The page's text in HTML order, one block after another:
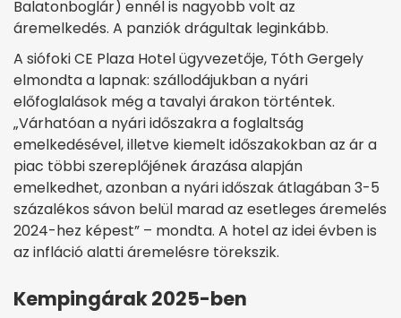
Balatonboglár) ennél is nagyobb volt az
áremelkedés. A panziók drágultak leginkább.
A siófoki CE Plaza Hotel ügyvezetője, Tóth Gergely
elmondta a lapnak: szállodájukban a nyári
előfoglalások még a tavalyi árakon történtek.
„Várhatóan a nyári időszakra a foglaltság
emelkedésével, illetve kiemelt időszakokban az ár a
piac többi szereplőjének árazása alapján
emelkedhet, azonban a nyári időszak átlagában 3-5
százalékos sávon belül marad az esetleges áremelés
2024-hez képest” – mondta. A hotel az idei évben is
az infláció alatti áremelésre törekszik.
Kempingárak 2025-ben